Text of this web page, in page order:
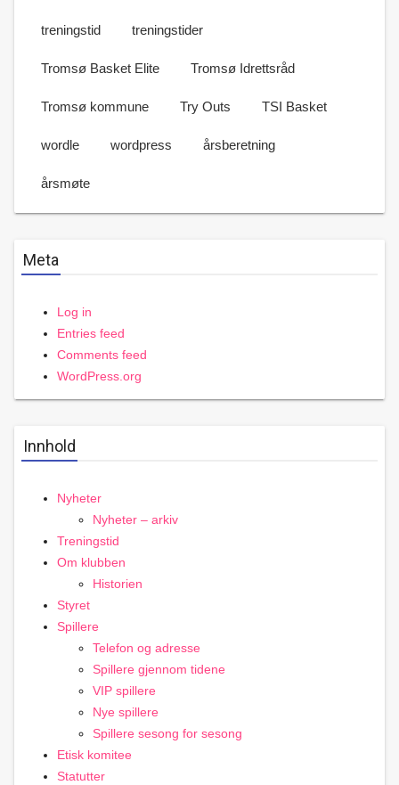
treningstid treningstider
Tromsø Basket Elite Tromsø Idrettsråd
Tromsø kommune Try Outs TSI Basket
wordle wordpress årsberetning
årsmøte
Meta
Log in
Entries feed
Comments feed
WordPress.org
Innhold
Nyheter
Nyheter – arkiv
Treningstid
Om klubben
Historien
Styret
Spillere
Telefon og adresse
Spillere gjennom tidene
VIP spillere
Nye spillere
Spillere sesong for sesong
Etisk komitee
Statutter